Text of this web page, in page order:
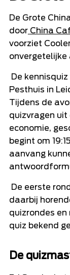
De Grote
door China
voorziet
onvergetelijke
De
Pesthuis in
Tijdens de
quizvragen uit
economie,
begint om
aanvang
De eerste
daarbij
quizrondes en
quiz bekend
De